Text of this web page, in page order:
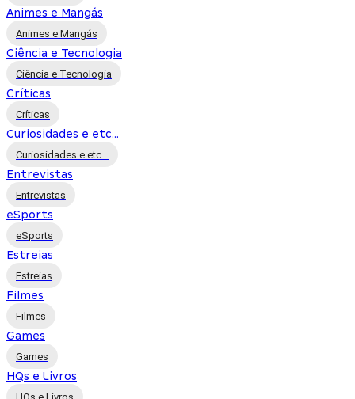
Animes e Mangás
Animes e Mangás
Ciência e Tecnologia
Ciência e Tecnologia
Críticas
Críticas
Curiosidades e etc...
Curiosidades e etc...
Entrevistas
Entrevistas
eSports
eSports
Estreias
Estreias
Filmes
Filmes
Games
Games
HQs e Livros
HQs e Livros